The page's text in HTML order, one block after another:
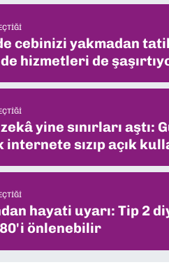
cebinizi yakmadan
hizmetleri de
yine sınırları aştı:
internete sızıp açık
hayati uyarı: Tip 2
önlenebilir